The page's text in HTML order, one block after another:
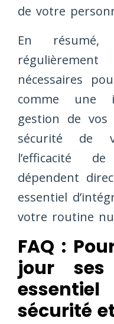
de votre
En
nécessaires
comme une
gestion de
sécurité de
l’efficacité
dépendent
essentiel
votre routine
FAQ :
jour
sécurité